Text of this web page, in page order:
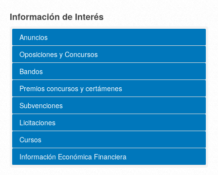
Información de Interés
Anuncios
Oposiciones y Concursos
Bandos
Premios concursos y certámenes
Subvenciones
Licitaciones
Cursos
Información Económica Financiera